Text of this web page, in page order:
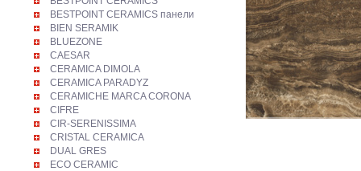
BESTPOINT CERAMICS панели
BIEN SERAMIK
BLUEZONE
CAESAR
CERAMICA DIMOLA
CERAMICA PARADYZ
CERAMICHE MARCA CORONA
CIFRE
CIR-SERENISSIMA
CRISTAL CERAMICA
DUAL GRES
ECO CERAMIC